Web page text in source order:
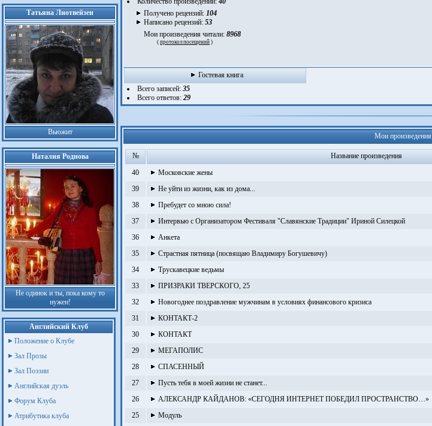
Татьяна Лиотвейзен
Вьюжит
Наталия Роднова
Не одинок и ты, пока кому то
нужен!
Английский Клуб
Положение о Клубе
Зал Прозы
Зал Поэзии
Английская дуэль
Форум Клуба
Атрибутика клуба
Получено рецензий: 104
Написано рецензий: 53
Мои произведения читали: 8968
( протокол посещений )
Гостевая книга
Всего записей: 35
Всего ответов: 29
Мои произведения
№ Название произведения
40
Московские жены
39 Не уйти из жизни, как из дома...
38 Пребудет со мною сила!
37 Интервью с Организатором Фестиваля "Славянские Традиции" Ириной Силецкой
36 Анкета
35 Страстная пятница (посвящаю Владимиру Богушевичу)
34 Трускавецкие ведьмы
33 ПРИЗРАКИ ТВЕРСКОГО, 25
32 Новогоднее поздравление мужчинам в условиях финансового кризиса
31 КОНТАКТ-2
30 КОНТАКТ
29 МЕГАПОЛИС
28 СПАСЕННЫЙ
27 Пусть тебя в моей жизни не станет...
26 АЛЕКСАНДР КАЙДАНОВ: «СЕГОДНЯ ИНТЕРНЕТ ПОБЕДИЛ ПРОСТРАНСТВО…»
25 Модуль